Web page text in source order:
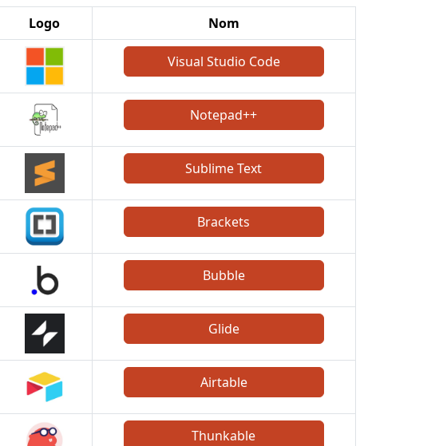
Logo Nom
Visual Studio Code
Notepad++
Sublime Text
Brackets
Bubble
Glide
Airtable
Thunkable